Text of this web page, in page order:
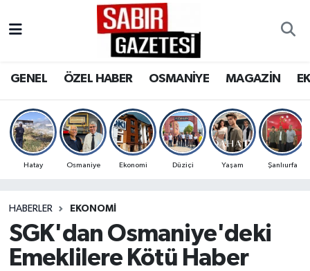
GENEL ÖZEL HABER OSMANİYE MAGAZİN
Hatay Osmaniye Ekonomi Düziçi Yaşam Şanlıurfa
HABERLER EKONOMI
SGK'dan Osmaniye'deki
Emeklilere Kötü Haber
OSMANİYE
MAGAZİN
SPOR
RESMİ İLANLAR
Osmaniye Nöbetçi Eczaneler
Osmaniye Trafik Yoğunluk Haritası
Süper Lig Puan Durumu ve Fikstür
Son Dakika Haberleri
Haber Arşivi